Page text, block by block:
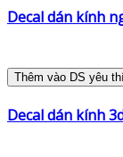
Decal dán kính
Thêm vào DS yêu
Decal dán kính